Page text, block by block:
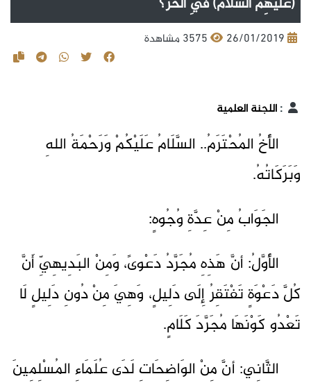
26/01/2019 3575 مشاهدة
:اللجنة العلمية
الأَخُ المُحْتَرَمُ.. السَّلَامُ عَلَيْكُمْ وَرَحْمَةُ اللهِ
وَبَرَكَاتُهُ.
الجَوَابُ مِنْ عِدَّةِ وُجُوهٍ:
الأَوَّلُ: أنَّ هَذِهِ مُجَرَّدُ دَعْوىً، وَمِنْ البَدِيهِيِّ أَنَّ
كُلَّ دَعْوَةٍ تَفْتَقِرُ إِلَى دَلِيلٍ، وَهِيَ مِنْ دُونِ دَلِيلٍ لَا
تَعْدُو كَوْنَهَا مُجَرَّدَ كَلَامٍ.
الثَّانِي: أنَّ مِنْ الوَاضِحَاتِ لَدَى عُلَمَاءِ المُسْلِمِينَ